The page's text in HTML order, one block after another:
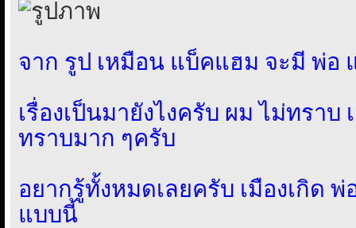
จาก รูป เหมือน แบ็คแฮม จะมี พ่อ
เรื่องเป็นมายังไงครับ ผม ไม่ทราบ
ทราบมาก ๆครับ
อยากรู้ทั้งหมดเลยครับ เมืองเกิด
แบบนี้